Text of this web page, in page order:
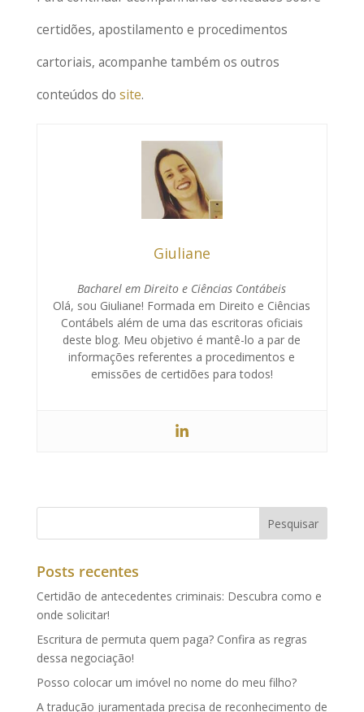
certidões, apostilamento e procedimentos
cartoriais, acompanhe também os outros
conteúdos do site.
Giuliane
Bacharel em Direito e Ciências Contábeis
Olá, sou Giuliane! Formada em Direito e Ciências
Contábels além de uma das escritoras oficiais
deste blog. Meu objetivo é mantê-lo a par de
informações referentes a procedimentos e
emissões de certidões para todos!
Posts recentes
Certidão de antecedentes criminais: Descubra como e
onde solicitar!
Escritura de permuta quem paga? Confira as regras
dessa negociação!
Posso colocar um imóvel no nome do meu filho?
A tradução juramentada precisa de reconhecimento de